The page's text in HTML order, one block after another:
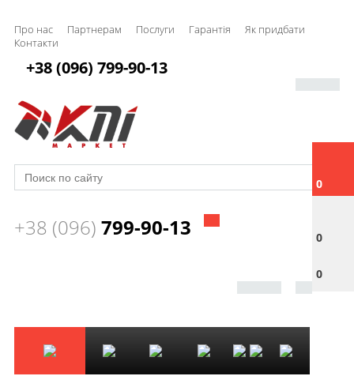
Про нас Партнерам Послуги Гарантія
Як придбати
Контакти
0
0
0
+38 (096) 799-90-13
+38 (096) 799-90-13